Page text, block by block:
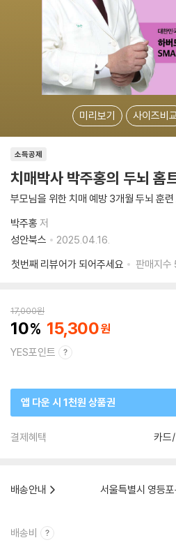
미리보기 사이즈비
소득공제
치매박사 박주홍의 두뇌 홈
부모님을 위한 치매 예방 3개월 두뇌 훈련
박주홍 저
성안북스
2025.04.16.
첫번째 리뷰어가 되어주세요
판매지수
17,000원
10 15,300
YES포인트
앱 다운 시 1천원 상품권
결제혜택 카드
배송안내
서울특별시 영등
배송비